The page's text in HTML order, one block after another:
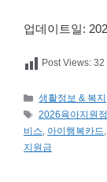
업데이트일:
Post Views: 32
카
테
리
생활정보 & 복지
태
그
2026육아지원
비스, 아이행복카드,
지원금